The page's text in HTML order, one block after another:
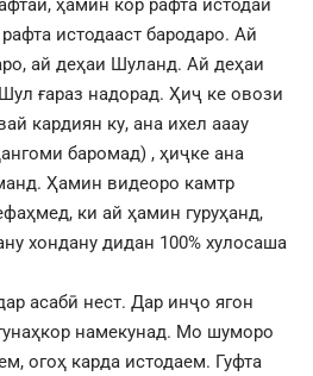
ҳамин кор рафта истодай
истодааст бародаро. Ай
ай деҳаи Шуланд. Ай деҳаи
ғараз надорад. Ҳиҷ ке овози
кардиян ку, ана ихел ааау
баромад) , ҳиҷке ана
Ҳамин видеоро камтр
ки ай ҳамин гуруҳанд,
хондану дидан 100% хулосаша
асабӣ нест. Дар инҷо ягон
намекунад. Мо шуморо
огоҳ карда истодаем. Гуфта